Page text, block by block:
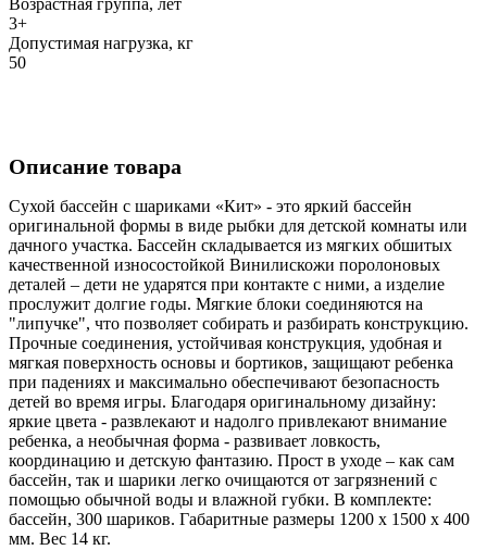
3+
Допустимая нагрузка, кг
50
Описание товара
Сухой бассейн с шариками «Кит» - это яркий бассейн
оригинальной формы в виде рыбки для детской комнаты или
дачного участка. Бассейн складывается из мягких обшитых
качественной износостойкой Винилискожи поролоновых
деталей – дети не ударятся при контакте с ними, а изделие
прослужит долгие годы. Мягкие блоки соединяются на
"липучке", что позволяет собирать и разбирать конструкцию.
Прочные соединения, устойчивая конструкция, удобная и
мягкая поверхность основы и бортиков, защищают ребенка
при падениях и максимально обеспечивают безопасность
детей во время игры. Благодаря оригинальному дизайну:
яркие цвета - развлекают и надолго привлекают внимание
ребенка, а необычная форма - развивает ловкость,
координацию и детскую фантазию. Прост в уходе – как сам
бассейн, так и шарики легко очищаются от загрязнений с
помощью обычной воды и влажной губки. В комплекте:
бассейн, 300 шариков. Габаритные размеры 1200 х 1500 x 400
мм. Вес 14 кг.